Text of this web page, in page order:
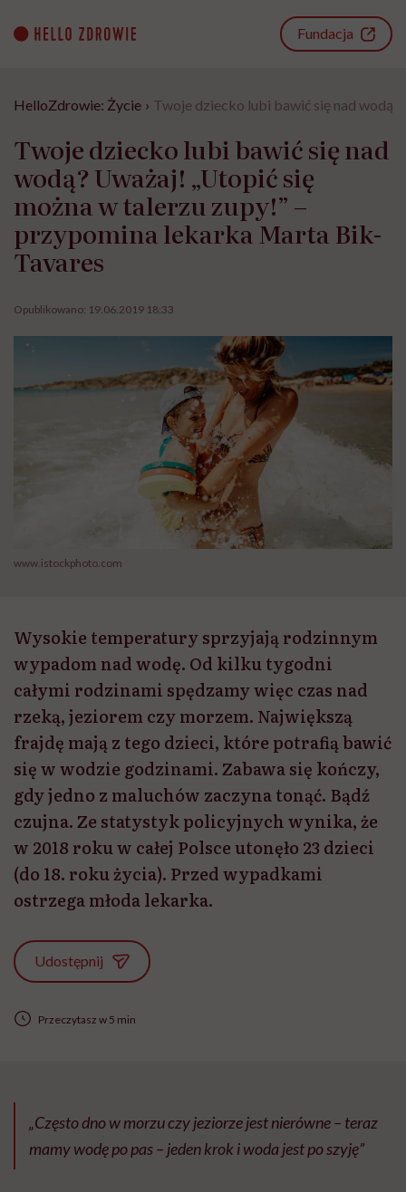
content
Fundacja
HelloZdrowie: Życie › Twoje dziecko lubi bawić się nad
Twoje dziecko lubi bawić się nad
wodą? Uważaj! „Utopić się
można w talerzu zupy!” –
przypomina lekarka Marta Bik-
Tavares
Opublikowano: 19.06.2019 18:33
www.istockphoto.com
Wysokie temperatury sprzyjają rodzinnym
wypadom nad wodę. Od kilku tygodni
całymi rodzinami spędzamy więc czas nad
rzeką, jeziorem czy morzem. Największą
frajdę mają z tego dzieci, które potrafią bawić
się w wodzie godzinami. Zabawa się kończy,
gdy jedno z maluchów zaczyna tonąć. Bądź
czujna. Ze statystyk policyjnych wynika, że
w 2018 roku w całej Polsce utonęło 23 dzieci
(do 18. roku życia). Przed wypadkami
ostrzega młoda lekarka.
Udostępnij
Przeczytasz w 5 min
„Często dno w morzu czy jeziorze jest nierówne – teraz
mamy wodę po pas – jeden krok i woda jest po szyję”